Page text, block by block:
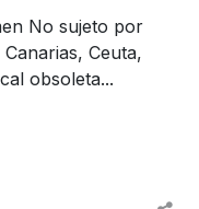
No sujeto por
Ceuta,
obsoleta...